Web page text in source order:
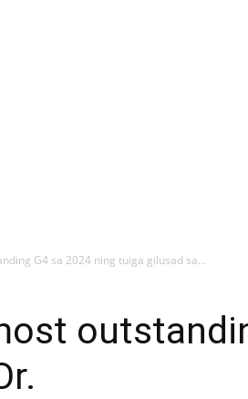
G4 sa 2024 ning tuiga gilusad sa...